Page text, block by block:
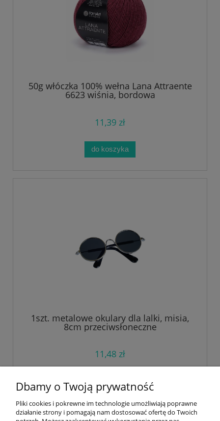
50g włóczka 100% wełna Lana Attraente
6623 wiśnia, bordowa
11,39 zł
do koszyka
1szt. metalowe okulary dla lalki, misia,
8cm przeciwsłoneczne
11,48 zł
« 1 2 »
Dbamy o Twoją prywatność
Pliki cookies i pokrewne im technologie umożliwiają poprawne
działanie strony i pomagają nam dostosować ofertę do Twoich